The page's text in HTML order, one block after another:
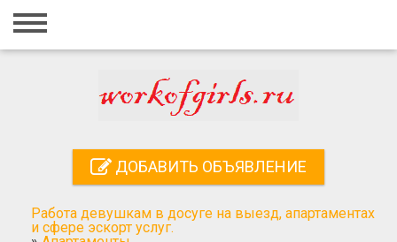
Главная
Регистрация
Добавить объявление
Поиск
ДОБАВИТЬ ОБЪЯВЛЕНИЕ
Работа девушкам в досуге на выезд, апартаментах
и сфере эскорт услуг.